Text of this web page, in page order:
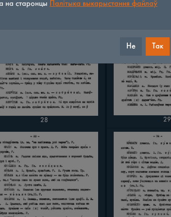
28 29
на старонцы
Палітыка выкарыстання файлаў
Не Так